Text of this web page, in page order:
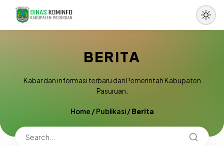
BERITA
Kabar dan informasi terbaru dari Pemerintah Kabupaten
Pasuruan.
Home /Publikasi/Berita